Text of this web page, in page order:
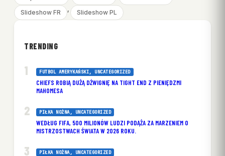
Slideshow FR , Slideshow PL
TRENDING
FUTBOL AMERYKAŃSKI, UNCATEGORIZED
CHIEFS ROBIĄ DUŻĄ DŹWIGNIĘ NA TIGHT END Z PIENIĘDZMI
MAHOMESA
PIŁKA NOŻNA, UNCATEGORIZED
WEDŁUG FIFA, 500 MILIONÓW LUDZI PODĄŻA ZA MARZENIEM O
MISTRZOSTWACH ŚWIATA W 2026 ROKU.
PIŁKA NOŻNA, UNCATEGORIZED